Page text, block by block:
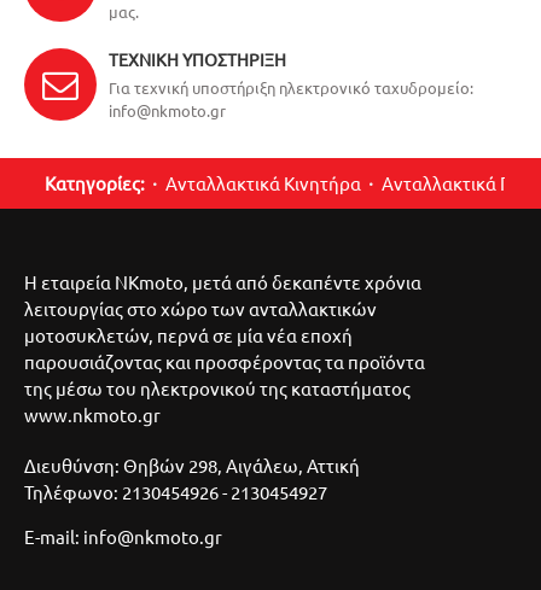
μας.
ΤΕΧΝΙΚΉ ΥΠΟΣΤΉΡΙΞΗ
Για τεχνική υποστήριξη ηλεκτρονικό ταχυδρομείο:
info@nkmoto.gr
Κατηγορίες: Ανταλλακτικά Κινητήρα Ανταλλακτικά
Η εταιρεία NKmoto, μετά από δεκαπέντε χρόνια
λειτουργίας στο χώρο των ανταλλακτικών
μοτοσυκλετών, περνά σε μία νέα εποχή
παρουσιάζοντας και προσφέροντας τα προϊόντα
της μέσω του ηλεκτρονικού της καταστήματος
www.nkmoto.gr
Διευθύνση: Θηβών 298, Αιγάλεω, Αττική
Τηλέφωνο: 2130454926 - 2130454927
E-mail: info@nkmoto.gr